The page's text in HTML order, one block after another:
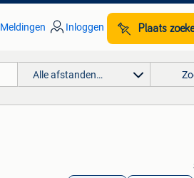
Meldingen Inloggen Plaats
Alle afstanden…